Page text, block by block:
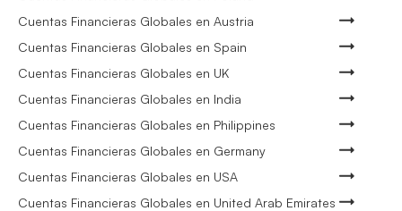
Cuentas Financieras Globales en Austria
Cuentas Financieras Globales en Spain
Cuentas Financieras Globales en UK
Cuentas Financieras Globales en India
Cuentas Financieras Globales en Philippines
Cuentas Financieras Globales en Germany
Cuentas Financieras Globales en USA
Cuentas Financieras Globales en United Arab Emirates